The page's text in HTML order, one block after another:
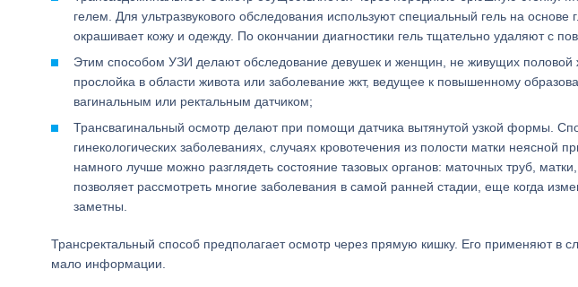
гелем. Для ультразвукового обследования используют специальный гель на
окрашивает кожу и одежду. По окончании диагностики гель тщательно удаляют с
Этим способом УЗИ делают обследование девушек и женщин, не живущих половой
прослойка в области живота или заболевание жкт, ведущее к повышенному
вагинальным или ректальным датчиком;
Трансвагинальный осмотр делают при помощи датчика вытянутой узкой формы.
гинекологических заболеваниях, случаях кровотечения из полости матки неясной
намного лучше можно разглядеть состояние тазовых органов: маточных труб,
позволяет рассмотреть многие заболевания в самой ранней стадии, еще когда
заметны.
Трансректальный способ предполагает осмотр через прямую кишку. Его применяют в
мало информации.